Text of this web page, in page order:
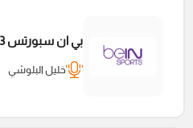
بي ان سبورتس 3
خليل البلوشي